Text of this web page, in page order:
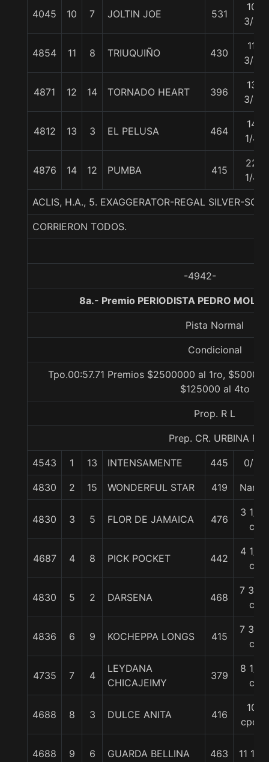
4045 10 7 JOLTIN JOE 531
10
3/4
4854 11 8 TRIUQUIÑO 430
11
3/4
4871 12 14 TORNADO HEART 396
13
3/4
4812 13 3 EL PELUSA 464
14
1/4
4876 14 12 PUMBA 415
22
1/4
ACLIS, H.A., 5. EXAGGERATOR-REGAL SILVER-
CORRIERON TODOS.
-4942-
8a.- Premio PERIODISTA PEDRO
Pista Normal
Condicional
Tpo.00:57.71 Premios $2500000 al 1ro,
$125000 al 4to
Prop. R L
Prep. CR. URBINA R.
4543 1 13 INTENSAMENTE 445 0/0
4830 2 15 WONDERFUL STAR 419 Nariz
4830 3 5 FLOR DE JAMAICA 476
3 1/4
c
4687 4 8 PICK POCKET 442
4 1/2
c
4830 5 2 DARSENA 468
7 3/4
c
4836 6 9 KOCHEPPA LONGS 415
7 3/4
c
4735 7 4
LEYDANA
CHICAJEIMY
379
8 1/4
c
4688 8 3 DULCE ANITA 416
10
cpos
4688 9 6 GUARDA BELLINA 463 11 1/4